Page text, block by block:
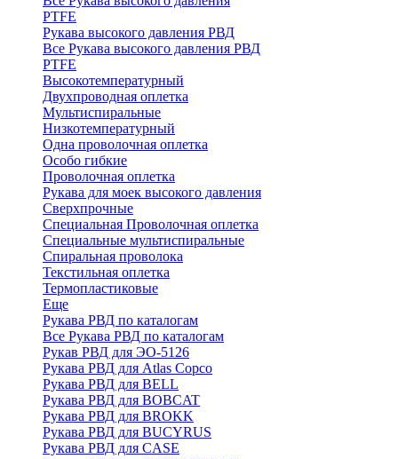
PTFE
Рукава высокого давления РВД
Все Рукава высокого давления РВД
PTFE
Высокотемпературный
Двухпроводная оплетка
Мультиспиральные
Низкотемпературный
Одна проволочная оплетка
Особо гибкие
Проволочная оплетка
Рукава для моек высокого давления
Сверхпрочные
Специальная Проволочная оплетка
Специальные мультиспиральные
Спиральная проволока
Текстильная оплетка
Термопластиковые
Еще
Рукава РВД по каталогам
Все Рукава РВД по каталогам
Рукав РВД для ЭО-5126
Рукава РВД для Atlas Copco
Рукава РВД для BELL
Рукава РВД для BOBCAT
Рукава РВД для BROKK
Рукава РВД для BUCYRUS
Рукава РВД для CASE